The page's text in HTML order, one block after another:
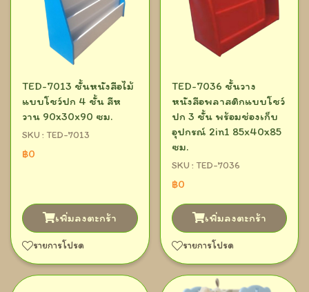
TED-7013 ชั้นหนังสือไม้
แบบโชว์ปก 4 ชั้น สีห
วาน 90x30x90 ซม.
SKU : TED-7013
฿0
เพิ่มลงตะกร้า
รายการโปรด
TED-7036 ชั้นวาง
หนังสือพลาสติกแบบโชว์
ปก 3 ชั้น พร้อมช่องเก็บ
อุปกรณ์ 2in1 85x40x85
ซม.
SKU : TED-7036
฿0
เพิ่มลงตะกร้า
รายการโปรด